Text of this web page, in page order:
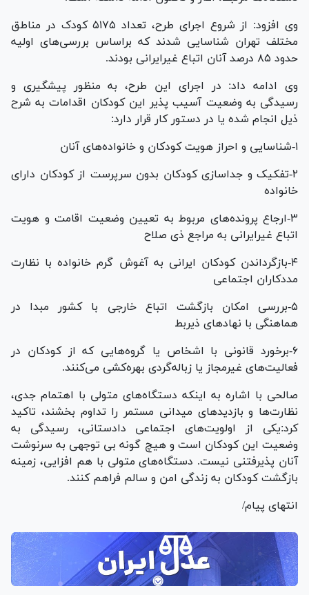
وی افزود: از شروع اجرای طرح، تعداد ۵۱۷۵ کودک در مناطق
مختلف تهران شناسایی شدند که براساس بررسی‌های اولیه
حدود ۸۵ درصد آنان اتباع غیرایرانی بودند.
وی ادامه داد: در اجرای این طرح، به منظور پیشگیری و
رسیدگی به وضعیت آسیب پذیر این کودکان اقدامات به شرح
ذیل انجام شده یا در دستور کار قرار دارد:
۱-شناسایی و احراز هویت کودکان و خانواده‌های آنان
۲-تفکیک و جداسازی کودکان بدون سرپرست از کودکان دارای
خانواده
۳-ارجاع پرونده‌های مربوط به تعیین وضعیت اقامت و هویت
اتباع غیرایرانی به مراجع ذی صلاح
۴-بازگرداندن کودکان ایرانی به آغوش گرم خانواده با نظارت
مددکاران اجتماعی
۵-بررسی امکان بازگشت اتباع خارجی با کشور مبدا در
هماهنگی با نهاد‌های ذیربط
۶-برخورد قانونی با اشخاص یا گروه‌هایی که از کودکان در
فعالیت‌های غیرمجاز یا زباله‌گردی بهره‌کشی می‌کنند.
صالحی با اشاره به اینکه دستگاه‌های متولی با اهتمام جدی،
نظارت‌ها و بازدید‌های میدانی مستمر را تداوم بخشند، تاکید
کرد:یکی از اولویت‌های اجتماعی دادستانی، رسیدگی به
وضعیت این کودکان است و هیچ گونه بی توجهی به سرنوشت
آنان پذیرفتنی نیست. دستگاه‌های متولی با هم افزایی، زمینه
بازگشت کودکان به زندگی امن و سالم فراهم کنند.
انتهای پیام/